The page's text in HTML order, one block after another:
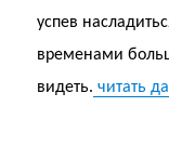
успев
временами
видеть. читать